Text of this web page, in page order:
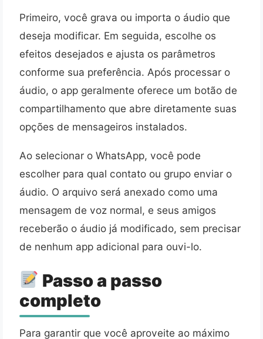
Primeiro, você grava ou importa o áudio que
deseja modificar. Em seguida, escolhe os
efeitos desejados e ajusta os parâmetros
conforme sua preferência. Após processar o
áudio, o app geralmente oferece um botão de
compartilhamento que abre diretamente suas
opções de mensageiros instalados.
Ao selecionar o WhatsApp, você pode
escolher para qual contato ou grupo enviar o
áudio. O arquivo será anexado como uma
mensagem de voz normal, e seus amigos
receberão o áudio já modificado, sem precisar
de nenhum app adicional para ouvi-lo.
Passo a passo
completo
Para garantir que você aproveite ao máximo